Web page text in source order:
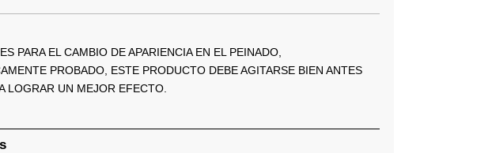
PARA EL CAMBIO DE APARIENCIA EN EL PEINADO,
PROBADO, ESTE PRODUCTO DEBE AGITARSE BIEN ANTES
LOGRAR UN MEJOR EFECTO.